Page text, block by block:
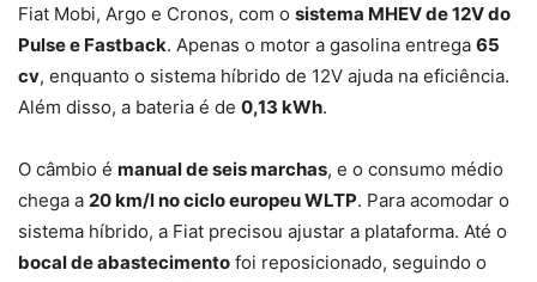
Fiat Mobi, Argo e Cronos, com o sistema MHEV de 12V do
Pulse e Fastback. Apenas o motor a gasolina entrega 65
cv, enquanto o sistema híbrido de 12V ajuda na eficiência.
Além disso, a bateria é de 0,13 kWh.
O câmbio é manual de seis marchas, e o consumo médio
chega a 20 km/l no ciclo europeu WLTP. Para acomodar o
sistema híbrido, a Fiat precisou ajustar a plataforma. Até o
bocal de abastecimento foi reposicionado, seguindo o